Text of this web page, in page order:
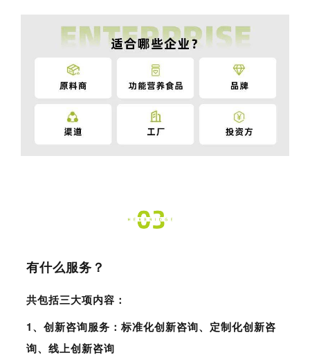
有什么服务？
共包括三大项内容：
1、 创新咨询服务：标准化创新咨询、定制化创新咨
询、线上创新咨询